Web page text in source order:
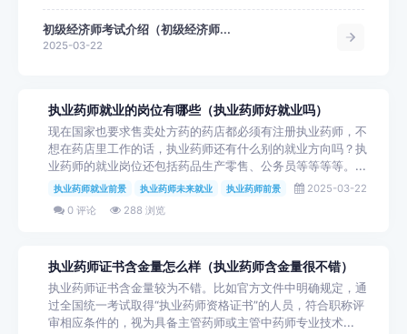
初级经济师考试介绍（初级经济师...
2025-03-22
执业药师就业的岗位有哪些（执业药师好就业吗）
现在国家也要求售卖处方药的药店都必须有注册执业药师，不
想在药店里工作的话，执业药师还有什么别的就业方向吗？执
业药师的就业岗位还包括药品生产零售、公务员等等等等。...
执业药师就业前景 执业药师未来就业 执业药师前景
2025-03-22
0 评论
288 浏览
执业药师证书含金量怎么样（执业药师含金量很不错）
执业药师证书含金量较为不错。比如官方文件中明确规定，通
过全国统一考试取得“执业药师资格证书”的人员，符合职称评
审相应条件的，视为具备主管药师或主管中药师专业技术...